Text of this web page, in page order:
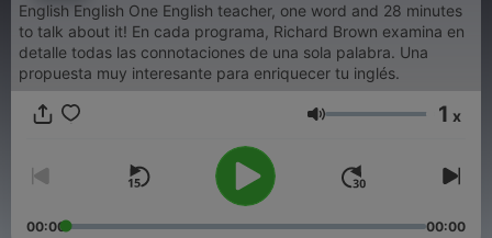
English English One English teacher, one word and 28 minutes
to talk about it! En cada programa, Richard Brown examina en
detalle todas las connotaciones de una sola palabra. Una
propuesta muy interesante para enriquecer tu inglés.
Volumen 1 x
00:00 00:00